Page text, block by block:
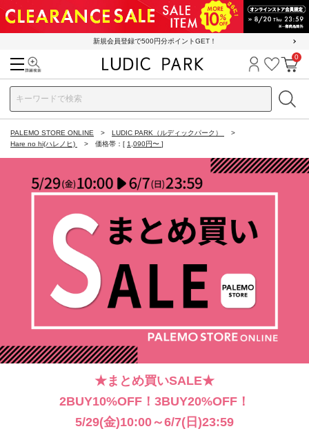
新規会員登録で500円分ポイントGET！
ログイン
お気に
カ
0
PALEMO STORE ONLINE
LUDIC PARK（ルディックパーク）
Hare no hi(ハレノヒ)
価格帯：[ 1,090円〜 ]
★まとめ買いSALE★
2BUY10%OFF！3BUY20%OFF！
5/29(金)10:00～6/7(日)23:59